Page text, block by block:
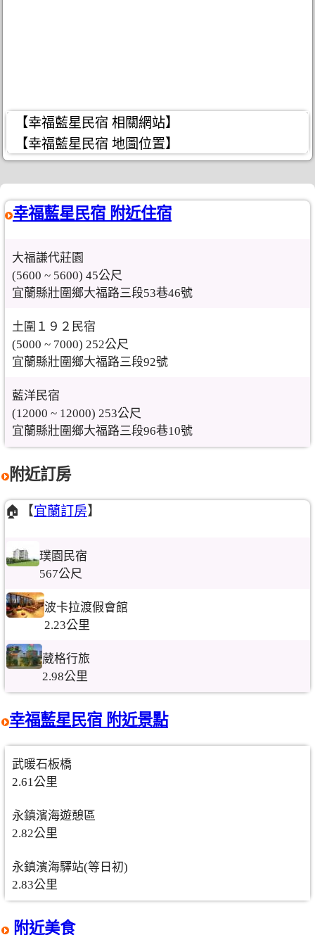
【幸福藍星民宿 相關網站】
【幸福藍星民宿 地圖位置】
幸福藍星民宿 附近住宿
大福謙代莊園
(5600 ~ 5600) 45公尺
宜蘭縣壯圍鄉大福路三段53巷46號
土圍１９２民宿
(5000 ~ 7000) 252公尺
宜蘭縣壯圍鄉大福路三段92號
藍洋民宿
(12000 ~ 12000) 253公尺
宜蘭縣壯圍鄉大福路三段96巷10號
附近訂房
🏠【宜蘭訂房】
璞園民宿
567公尺
波卡拉渡假會館
2.23公里
葳格行旅
2.98公里
幸福藍星民宿 附近景點
武暖石板橋
2.61公里
永鎮濱海遊憩區
2.82公里
永鎮濱海驛站(等日初)
2.83公里
附近美食